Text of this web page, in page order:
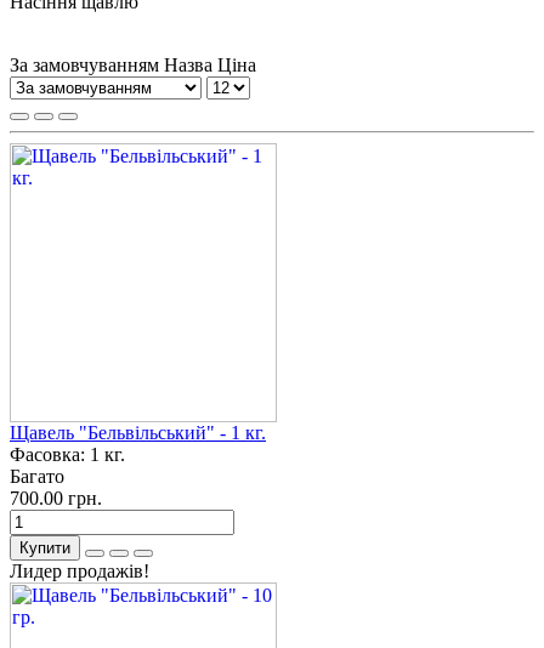
За замовчуванням Назва Ціна
Щавель "Бельвільський" - 1 кг.
Фасовка: 1 кг.
Багато
700.00 грн.
Купити
Лидер продажів!